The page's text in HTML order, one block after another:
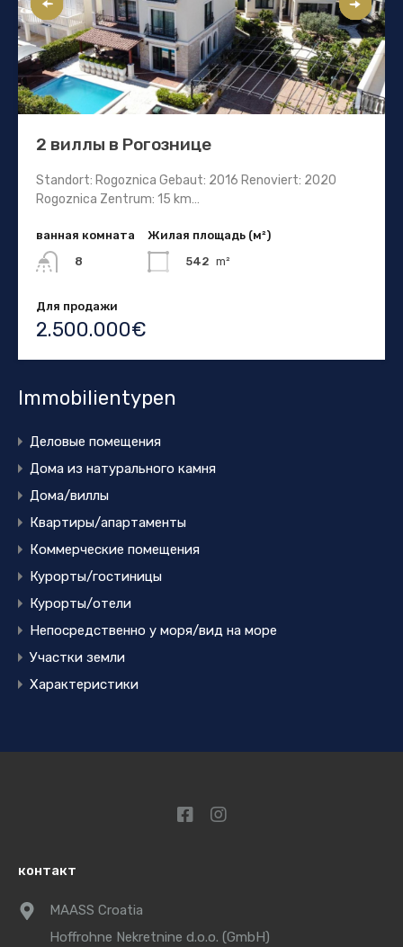
2 виллы в Рогознице
Standort: Rogoznica Gebaut: 2016 Renoviert: 2020
Rogoznica Zentrum: 15 km…
ванная комната
8
Жилая площадь (м²)
542 m²
Для продажи
2.500.000€
Immobilientypen
Деловые помещения
Дома из натурального камня
Дома/виллы
Квартиры/апартаменты
Коммерческие помещения
Курорты/гостиницы
Курорты/отели
Непосредственно у моря/вид на море
Участки земли
Характеристики
контакт
MAASS Croatia
Hoffrohne Nekretnine d.o.o. (GmbH)